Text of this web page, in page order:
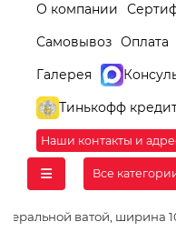
О компании
Самовывоз Оплата
Галерея
Тинькофф
Наши контакты и
Все
ватой, ширина